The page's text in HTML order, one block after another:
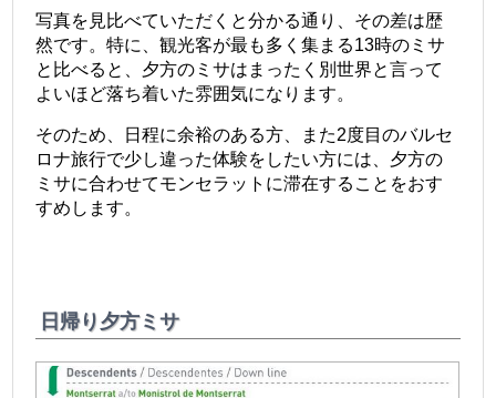
写真を見比べていただくと分かる通り、その差は歴
然です。特に、観光客が最も多く集まる13時のミサ
と比べると、夕方のミサはまったく別世界と言って
よいほど落ち着いた雰囲気になります。
そのため、日程に余裕のある方、また2度目のバルセ
ロナ旅行で少し違った体験をしたい方には、夕方の
ミサに合わせてモンセラットに滞在することをおす
すめします。
日帰り夕方ミサ